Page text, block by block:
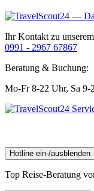
Ihr Kontakt zu
0991 - 2967 67867
Beratung & Buchung:
Mo-Fr 8-22 Uhr, Sa 9-
Hotline ein-/ausblenden
Top Reise-Beratung